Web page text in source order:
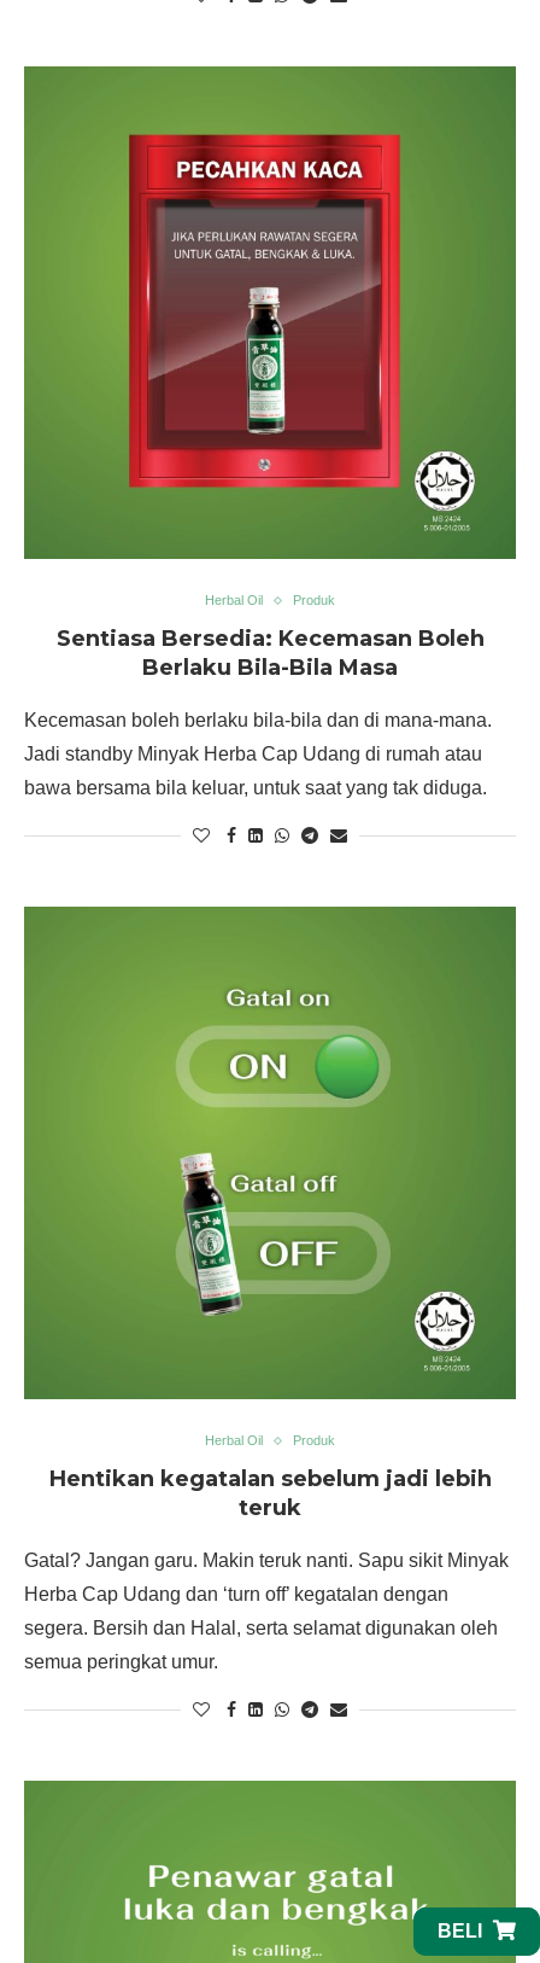
Herbal Oil Produk
Sentiasa Bersedia: Kecemasan Boleh
Berlaku Bila-Bila Masa
Kecemasan boleh berlaku bila-bila dan di mana-mana.
Jadi standby Minyak Herba Cap Udang di rumah atau
bawa bersama bila keluar, untuk saat yang tak diduga.
Herbal Oil Produk
Hentikan kegatalan sebelum jadi lebih
teruk
Gatal? Jangan garu. Makin teruk nanti. Sapu sikit Minyak
Herba Cap Udang dan ‘turn off’ kegatalan dengan
segera. Bersih dan Halal, serta selamat digunakan oleh
semua peringkat umur.
BELI